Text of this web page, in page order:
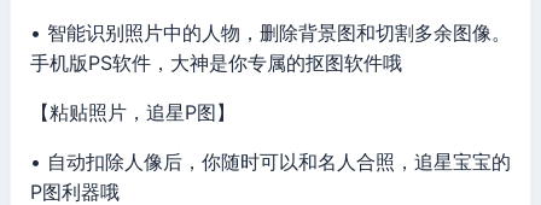
• 智能识别照片中的人物，删除背景图和切割多余图像。
手机版PS软件，大神是你专属的抠图软件哦
【粘贴照片，追星P图】
• 自动扣除人像后，你随时可以和名人合照，追星宝宝的
P图利器哦